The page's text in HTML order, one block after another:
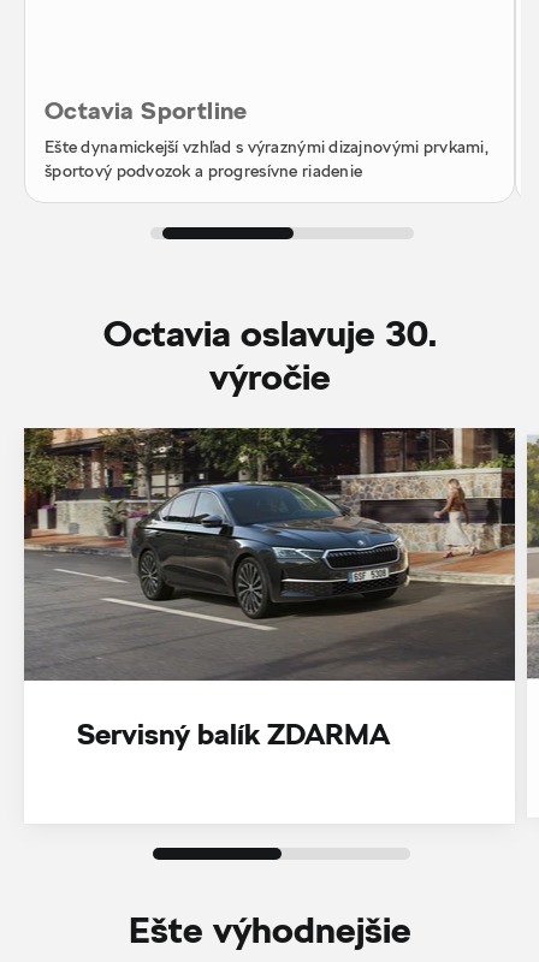
Octavia Sportline
Ešte dynamickejší vzhľad s výraznými dizajnovými prvkami,
športový podvozok a progresívne riadenie
Octavia oslavuje 30.
‎výročie
Servisný balík ZDARMA
Ešte výhodnejšie